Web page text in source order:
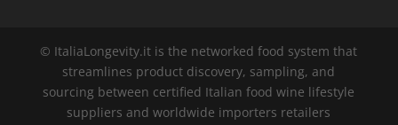
© ItaliaLongevity.it is the networked food system that
streamlines product discovery, sampling, and
sourcing between certified Italian food wine lifestyle
suppliers and worldwide importers retailers